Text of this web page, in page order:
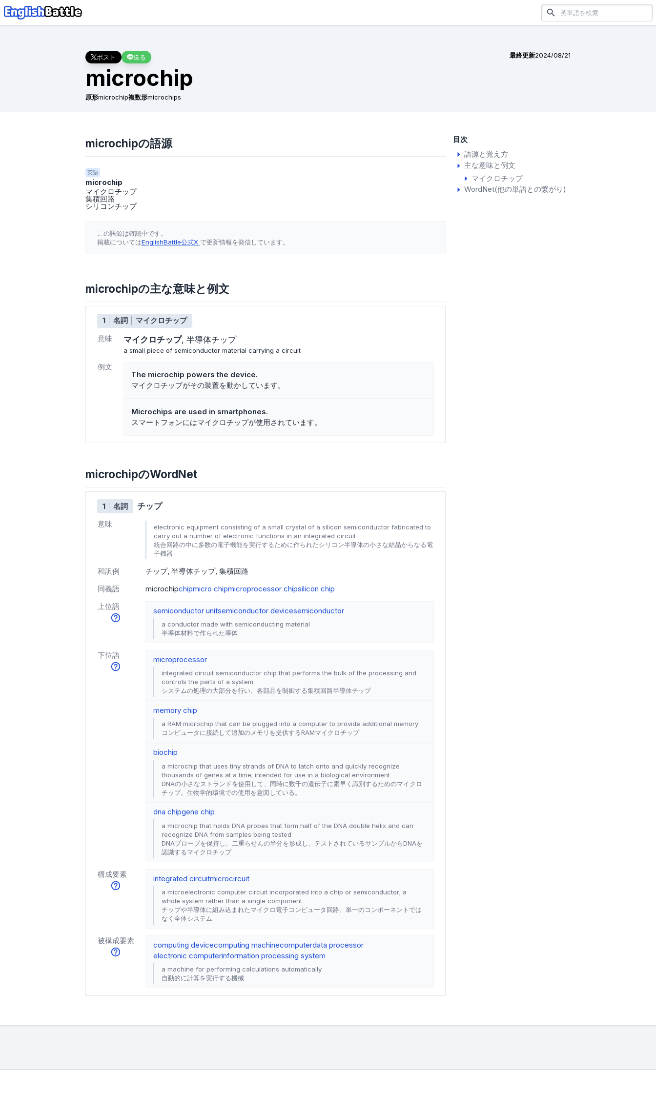
ポスト 送る 最終更新2024/08/21
microchip
原形microchip複数形microchips
目次
語源と覚え方
主な意味と例文
マイクロチップ
WordNet(他の単語との繋がり)
microchipの語源
英語
microchip
マイクロチップ
集積回路
シリコンチップ
この語源は確認中です。
掲載についてはEnglishBattle公式X で更新情報を発信しています。
microchipの主な意味と例文
1 名詞
マイクロチップ
意味
マイクロチップ 半導体チップ
a small piece of semiconductor material carrying a circuit
例文
The microchip powers the device.
マイクロチップがその装置を動かしています。
Microchips are used in smartphones.
スマートフォンにはマイクロチップが使用されています。
microchipのWordNet
1 名詞 チップ
意味
electronic equipment consisting of a small crystal of a silicon semiconductor fabricated to
carry out a number of electronic functions in an integrated circuit
統合回路の中に多数の電子機能を実行するために作られたシリコン半導体の小さな結晶からなる電
子機器
和訳例 チップ 半導体チップ 集積回路
同義語
microchipchipmicro chipmicroprocessor chipsilicon chip
上位語
semiconductor unitsemiconductor devicesemiconductor
a conductor made with semiconducting material
半導体材料で作られた導体
下位語 microprocessor
integrated circuit semiconductor chip that performs the bulk of the processing and
controls the parts of a system
システムの処理の大部分を行い、各部品を制御する集積回路半導体チップ
memory chip
a RAM microchip that can be plugged into a computer to provide additional memory
コンピュータに接続して追加のメモリを提供するRAMマイクロチップ
biochip
a microchip that uses tiny strands of DNA to latch onto and quickly recognize
thousands of genes at a time; intended for use in a biological environment
DNAの小さなストランドを使用して、同時に数千の遺伝子に素早く識別するためのマイクロ
チップ。生物学的環境での使用を意図している。
dna chipgene chip
a microchip that holds DNA probes that form half of the DNA double helix and can
recognize DNA from samples being tested
DNAプローブを保持し、二重らせんの半分を形成し、テストされているサンプルからDNAを
認識するマイクロチップ
構成要素 integrated circuitmicrocircuit
a microelectronic computer circuit incorporated into a chip or semiconductor; a
whole system rather than a single component
チップや半導体に組み込まれたマイクロ電子コンピュータ回路、単一のコンポーネントでは
なく全体システム
被構成要素 computing devicecomputing machinecomputerdata processor
electronic computerinformation processing system
a machine for performing calculations automatically
自動的に計算を実行する機械